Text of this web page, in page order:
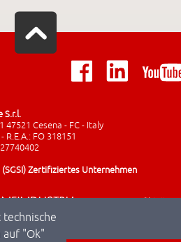
auf "Ok"
S.r.l.
47521 Cesena - FC - Italy
R.E.A.: FO 318151
(SGSI) Zertifiziertes Unternehmen